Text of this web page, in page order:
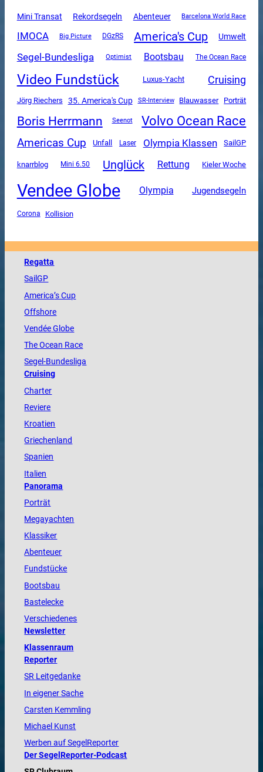
Mini Transat Rekordsegeln Abenteuer Barcelona World Race
IMOCA Big Picture DGzRS America's Cup Umwelt
Segel-Bundesliga Optimist Bootsbau The Ocean Race
Video Fundstück Luxus-Yacht Cruising
Jörg Riechers 35. America's Cup SR-Interview Blauwasser Porträt
Boris Herrmann Seenot Volvo Ocean Race
Americas Cup Unfall Laser Olympia Klassen SailGP
knarrblog Mini 6.50 Unglück Rettung Kieler Woche
Vendee Globe Olympia Jugendsegeln
Corona Kollision
Regatta
SailGP
America’s Cup
Offshore
VendéeGlobe
TheOcean Race
Segel-Bundesliga
Cruising
Charter
Reviere
Kroatien
Griechenland
Spanien
Italien
Panorama
Porträt
Megayachten
Klassiker
Abenteuer
Fundstücke
Bootsbau
Bastelecke
Verschiedenes
Newsletter
Klassenraum
Reporter
SR Leitgedanke
In eigener Sache
Carsten Kemmling
Michael Kunst
Werben auf SegelReporter
Der SegelReporter-Podcast